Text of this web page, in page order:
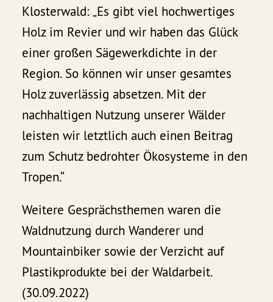
Klosterwald: „Es gibt viel hochwertiges
Holz im Revier und wir haben das Glück
einer großen Sägewerkdichte in der
Region. So können wir unser gesamtes
Holz zuverlässig absetzen. Mit der
nachhaltigen Nutzung unserer Wälder
leisten wir letztlich auch einen Beitrag
zum Schutz bedrohter Ökosysteme in den
Tropen.“
Weitere Gesprächsthemen waren die
Waldnutzung durch Wanderer und
Mountainbiker sowie der Verzicht auf
Plastikprodukte bei der Waldarbeit.
(30.09.2022)